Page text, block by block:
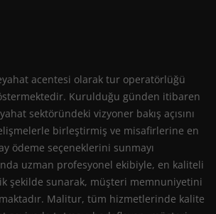
acentesi olarak tur operatörlüğü
Kurulduğu günden itibaren
sektöründeki vizyoner bakış açısını
birleştirmiş ve misafirlerine en
ödeme seçeneklerini sunmayı
uzman profesyonel ekibiyle, en kaliteli
şekilde sunarak, müşteri memnuniyetini
Malitur, tüm hizmetlerinde kalite